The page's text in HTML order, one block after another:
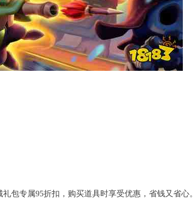
包专属95折扣，购买道具时享受优惠，省钱又省心。